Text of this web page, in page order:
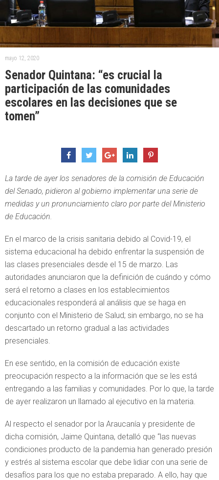
mayo 12, 2020
Senador Quintana: “es crucial la
participación de las comunidades
escolares en las decisiones que se
tomen”
La tarde de ayer los senadores de la comisión de Educación
del Senado, pidieron al gobierno implementar una serie de
medidas y un pronunciamiento claro por parte del Ministerio
de Educación.
En el marco de la crisis sanitaria debido al Covid-19, el
sistema educacional ha debido enfrentar la suspensión de
las clases presenciales desde el 15 de marzo. Las
autoridades anunciaron que la definición de cuándo y cómo
será el retorno a clases en los establecimientos
educacionales responderá al análisis que se haga en
conjunto con el Ministerio de Salud; sin embargo, no se ha
descartado un retorno gradual a las actividades
presenciales.
En ese sentido, en la comisión de educación existe
preocupación respecto a la información que se les está
entregando a las familias y comunidades. Por lo que, la tarde
de ayer realizaron un llamado al ejecutivo en la materia.
Al respecto el senador por la Araucanía y presidente de
dicha comisión, Jaime Quintana, detalló que “las nuevas
condiciones producto de la pandemia han generado presión
y estrés al sistema escolar que debe lidiar con una serie de
desafíos para los que no estaba preparado. A ello, hay que